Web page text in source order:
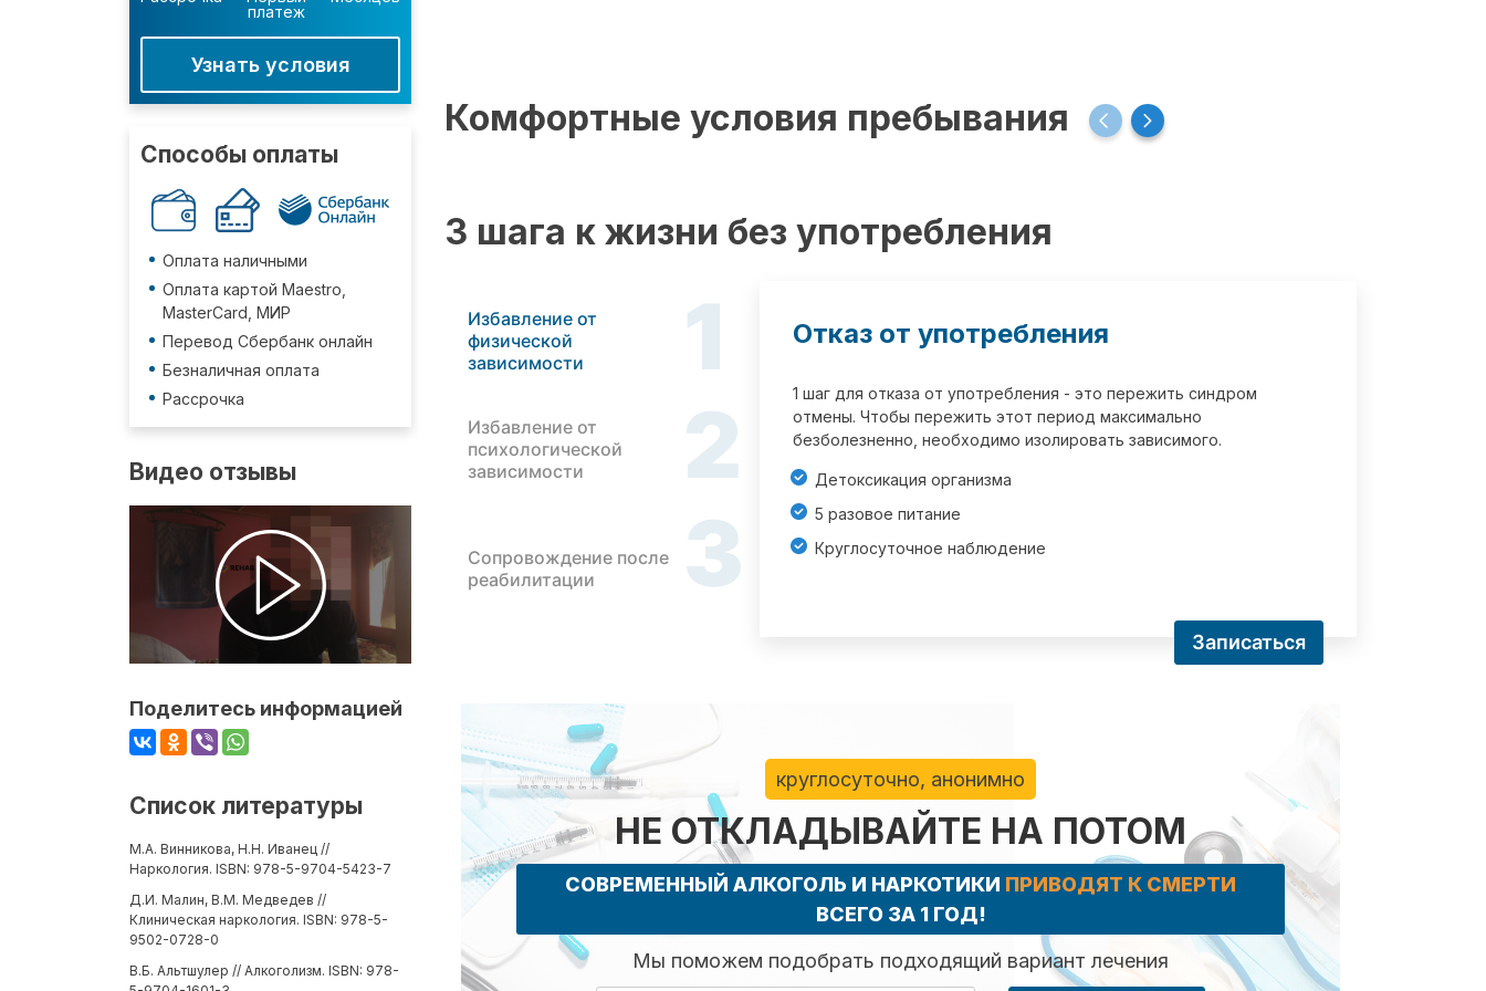
платеж
Узнать условия
Способы оплаты
Оплата наличными
Оплата картой Maestro,
MasterCard, МИР
Перевод Сбербанк онлайн
Безналичная оплата
Рассрочка
Видео отзывы
Поделитесь информацией
Список литературы
М.А. Винникова, Н.Н. Иванец //
Наркология. ISBN: 978-5-9704-5423-7
Д.И. Малин, В.М. Медведев //
Клиническая наркология. ISBN: 978-5-
9502-0728-0
В.Б. Альтшулер // Алкоголизм. ISBN: 978-
Комфортные условия пребывания
3 шага к жизни без употребления
Избавление от
физической
зависимости
1
Избавление от
психологической
зависимости
2
Сопровождение после
реабилитации
3
Отказ от употребления
1 шаг для отказа от употребления - это пережить синдром
отмены. Чтобы пережить этот период максимально
безболезненно, необходимо изолировать зависимого.
Детоксикация организма
5 разовое питание
Круглосуточное наблюдение
Записаться
круглосуточно, анонимно
НЕ ОТКЛАДЫВАЙТЕ НА ПОТОМ
СОВРЕМЕННЫЙ АЛКОГОЛЬ И НАРКОТИКИ ПРИВОДЯТ К СМЕРТИ
ВСЕГО ЗА 1 ГОД!
Мы поможем подобрать подходящий вариант лечения